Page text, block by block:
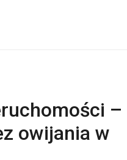
–
owijania w